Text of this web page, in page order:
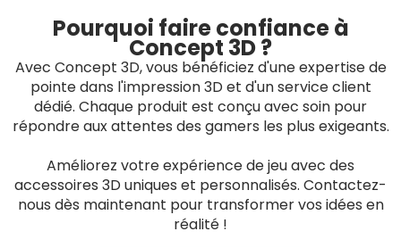
Pourquoi faire confiance à
Concept 3D ?
Avec Concept 3D, vous bénéficiez d'une expertise de
pointe dans l'impression 3D et d'un service client
dédié. Chaque produit est conçu avec soin pour
répondre aux attentes des gamers les plus exigeants.
Améliorez votre expérience de jeu avec des
accessoires 3D uniques et personnalisés. Contactez-
nous dès maintenant pour transformer vos idées en
réalité !